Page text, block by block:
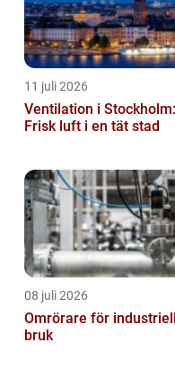
11 juli 2026
Ventilation i Stockholm:
Frisk luft i en tät stad
08 juli 2026
Omrörare för
bruk